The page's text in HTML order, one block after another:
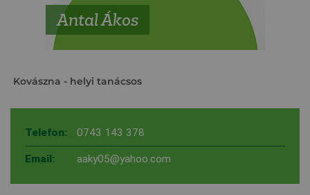
Antal Ákos
Kovászna - helyi tanácsos
Telefon: 0743 143 378
Email: aaky05@yahoo.com